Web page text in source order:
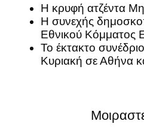
Η κρυφή ατζέντα
Η συνεχής
Εθνικού
Το έκτακτο
Κυριακή σε Αθήνα